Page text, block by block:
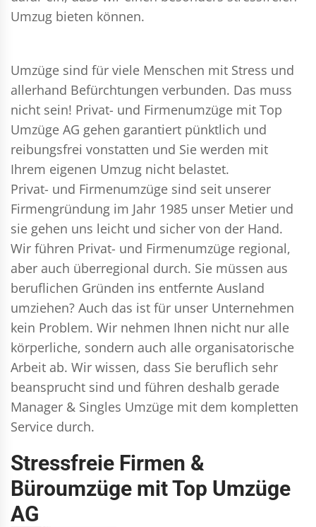
Umzug bieten können.
Umzüge sind für viele Menschen mit Stress und
allerhand Befürchtungen verbunden. Das muss
nicht sein! Privat- und Firmenumzüge mit Top
Umzüge AG gehen garantiert pünktlich und
reibungsfrei vonstatten und Sie werden mit
Ihrem eigenen Umzug nicht belastet.
Privat- und Firmenumzüge sind seit unserer
Firmengründung im Jahr 1985 unser Metier und
sie gehen uns leicht und sicher von der Hand.
Wir führen Privat- und Firmenumzüge regional,
aber auch überregional durch. Sie müssen aus
beruflichen Gründen ins entfernte Ausland
umziehen? Auch das ist für unser Unternehmen
kein Problem. Wir nehmen Ihnen nicht nur alle
körperliche, sondern auch alle organisatorische
Arbeit ab. Wir wissen, dass Sie beruflich sehr
beansprucht sind und führen deshalb gerade
Manager & Singles Umzüge mit dem kompletten
Service durch.
Stressfreie Firmen &
Büroumzüge mit Top Umzüge
AG